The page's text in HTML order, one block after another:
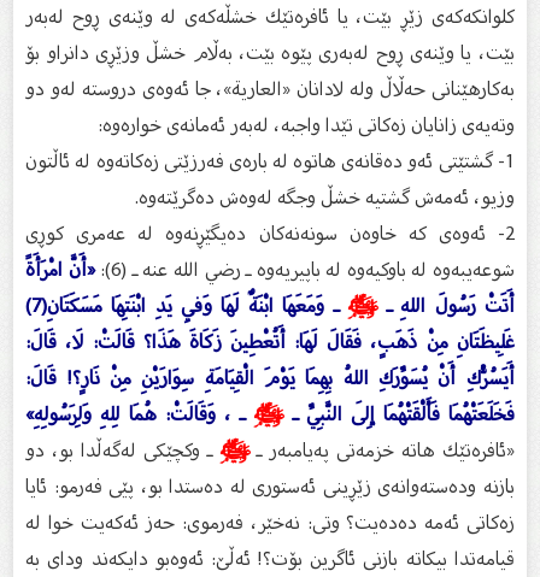
كلوانكه‌كه‌ى زێڕ بێت، یا ئافره‌تێك خشڵه‌كه‌ى له‌ وێنه‌ى ڕوح له‌به‌ر
بێت، یا وێنه‌ى ڕوح له‌به‌ری پێوه‌ بێت، به‌ڵام خشڵ وزێڕی دانراو بۆ
به‌كارهێنانی حه‌ڵاڵ وله‌ لادانان «العارية»، جا ئه‌وه‌ى دروسته‌ له‌و دو
وته‌یه‌ی زانایان زه‌كاتی تێدا واجبه‌، له‌به‌ر ئه‌مانه‌ى خواره‌وه‌:
1- گشتێتی ئه‌و ده‌قانه‌ی هاتوه‌ له‌ باره‌ى فه‌رزێتی زه‌كاته‌وه‌ له‌ ئاڵتون
وزیو، ئه‌مه‌ش گشتیه‌ خشڵ وجگه‌ له‌وه‌ش ده‌گرێته‌وه‌.
2- ئه‌وه‌ی كه‌ خاوه‌ن سونه‌نه‌كان ده‌یگێڕنه‌وه‌ له‌ عه‌مری كوڕی
شوعه‌یبه‌وه‌ له‌ باوكیه‌وه‌ له‌ باپیریه‌وه‌ ـ رضي الله عنه ـ (6):
«أَنَّ امْرَأَةً
أَتَتْ رَسُولَ اللهِ ـﷺ
ـ وَمَعَهَا ابْنَةٌ لَهَا وَفِي يَدِ ابْنَتِهَا مَسَكَتَانِ(7)
غَلِيظَتَانِ مِنْ ذَهَبٍ، فَقَالَ لَهَا: أَتُعْطِينَ زَكَاةَ هَذَا؟ قَالَتْ: لَا، قَالَ:
أَيَسُرُّكِ أَنْ يُسَوِّرَكِ اللهُ بِهِمَا يَوْمَ الْقِيَامَةِ سِوَارَيْنِ مِنْ نَارٍ؟! قَالَ:
فَخَلَعَتْهُمَا فَأَلْقَتْهُمَا إِلَى النَّبِيِّ ـﷺـ ، وَقَالَتْ: هُمَا لِلهِ وَلِرَسُولِهِ»
«ئافره‌تێك هاته‌ خزمه‌تی په‌یامبه‌ر ـﷺـ وكچێكی له‌گه‌ڵدا بو، دو
بازنه‌ وده‌سته‌وانه‌ى زێڕینی ئه‌ستوری له‌ ده‌ستدا بو، پێی فه‌رمو: ئایا
زه‌كاتی ئه‌مه‌ ده‌ده‌یت؟ وتی: نه‌خێر، فه‌رموی: حه‌ز ئه‌كه‌یت خوا له‌
قیامه‌تدا بیكاته‌ بازنی ئاگرین بۆت؟! ئه‌ڵێ: ئه‌وه‌بو دایكه‌ند ودای به‌